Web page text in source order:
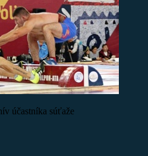
účastníka súťaže